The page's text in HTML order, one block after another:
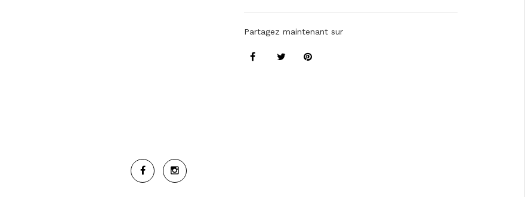
Partagez maintenant sur